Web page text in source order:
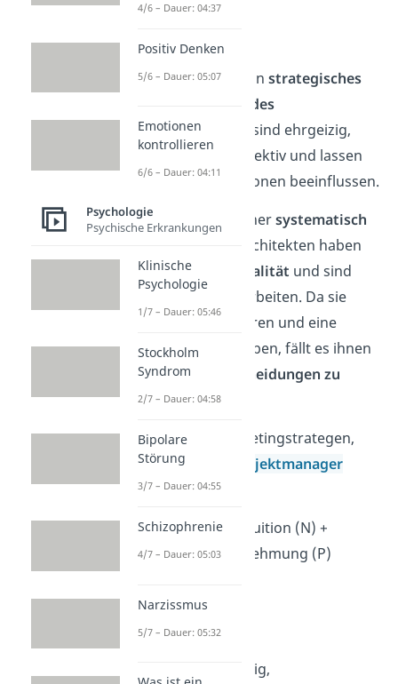
→ perfektionistisch
→ selbstbewusst
Architekten haben ein strategisches
vorausschauendes
Denkvermögen
. Sie sind ehrgeizig,
gleichzeitig auch objektiv und lassen
sich nicht von Emotionen beeinflussen.
Probleme werden ehersystematisch
als kreativ gelöst. Architekten haben
einehands-on Mentalität und sind
engagiert in ihren Arbeiten. Da sie
Situationen analysieren und eine
genaue Strategie haben, fällt es ihnen
nicht schwer,
Entscheidungen zu
treffen .
Arbeitsfelder:
Marketingstrategen,
Wissenschaftler,
Projektmanager
Introversion (I) + Intuition (N) +
Denken (T) + Wahrnehmung (P)
→ lösungsorientiert
→ kreativ
Logikern ist es wichtig,
4/6 – Dauer: 04:37
Positiv Denken
5/6 – Dauer: 05:07
Emotionen
kontrollieren
6/6 – Dauer: 04:11
Psychologie
Psychische Erkrankungen
Klinische
Psychologie
1/7 – Dauer: 05:46
Stockholm
Syndrom
2/7 – Dauer: 04:58
Bipolare
Störung
3/7 – Dauer: 04:55
Schizophrenie
4/7 – Dauer: 05:03
Narzissmus
5/7 – Dauer: 05:32